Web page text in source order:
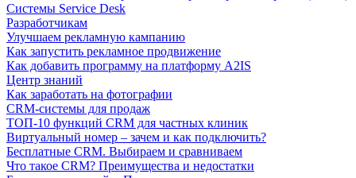
Системы Service Desk
Разработчикам
Улучшаем рекламную кампанию
Как запустить рекламное продвижение
Как добавить программу на платформу A2IS
Центр знаний
Как заработать на фотографии
CRM-системы для продаж
ТОП-10 функций CRM для частных клиник
Виртуальный номер – зачем и как подключить?
Бесплатные CRM. Выбираем и сравниваем
Что такое CRM? Преимущества и недостатки